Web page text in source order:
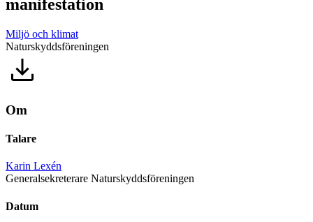
manifestation
Miljö och klimat
Naturskyddsföreningen
Om
Talare
Karin Lexén
Generalsekreterare Naturskyddsföreningen
Datum